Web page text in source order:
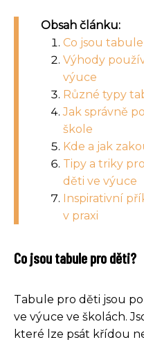
Obsah článku:
Co jsou
Výhody
výuce
Různé typy
Jak správně
škole
Kde a jak
Tipy a triky
děti ve výuce
Inspirativní
v praxi
Co jsou tabule pro děti?
Tabule pro děti jsou
ve výuce ve školách.
které lze psát křídou